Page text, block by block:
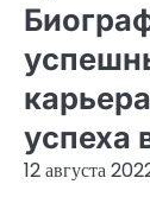
успеха
12 августа